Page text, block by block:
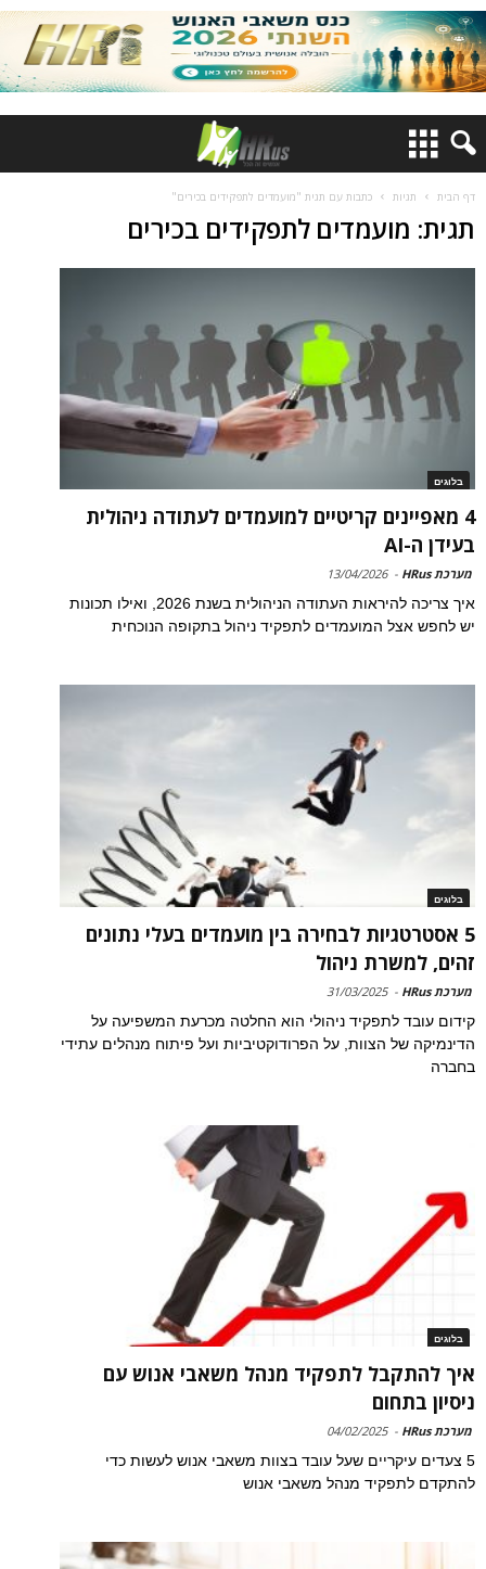
דף הבית תגיות כתבות עם תגית "מועמדים לתפקידים בכירים"
תגית: מועמדים לתפקידים בכירים
בלוגים
4 מאפיינים קריטיים למועמדים לעתודה ניהולית
בעידן ה-AI
מערכת HRus -
13/04/2026
איך צריכה להיראות העתודה הניהולית בשנת 2026, ואילו תכונות
יש לחפש אצל המועמדים לתפקיד ניהול בתקופה הנוכחית
בלוגים
5 אסטרטגיות לבחירה בין מועמדים בעלי נתונים
זהים, למשרת ניהול
מערכת HRus -
31/03/2025
קידום עובד לתפקיד ניהולי הוא החלטה מכרעת המשפיעה על
הדינמיקה של הצוות, על הפרודוקטיביות ועל פיתוח מנהלים עתידי
בחברה
בלוגים
איך להתקבל לתפקיד מנהל משאבי אנוש עם
ניסיון בתחום
מערכת HRus -
04/02/2025
5 צעדים עיקריים שעל עובד בצוות משאבי אנוש לעשות כדי
להתקדם לתפקיד מנהל משאבי אנוש